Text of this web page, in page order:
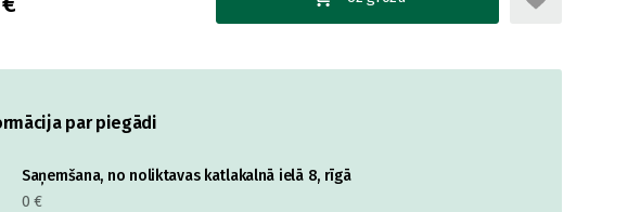
par piegādi
Saņemšana, no noliktavas katlakalnā ielā 8, rīgā
0 €